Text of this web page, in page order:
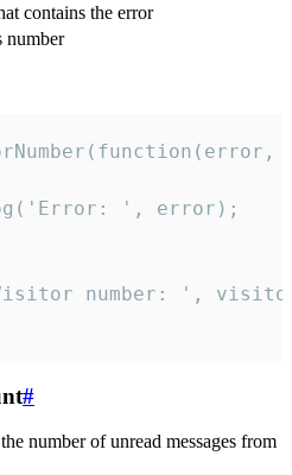
contains the error
number
', error);
number: ',
#
number of unread messages from